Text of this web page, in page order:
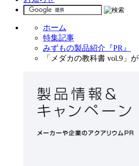
ホーム
特集記事
みずもの製品紹介『PR』
「メダカの教科書 vol.9」